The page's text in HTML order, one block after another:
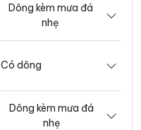
Dông kèm mưa đá
nhẹ
Có dông
Dông kèm mưa đá
nhẹ